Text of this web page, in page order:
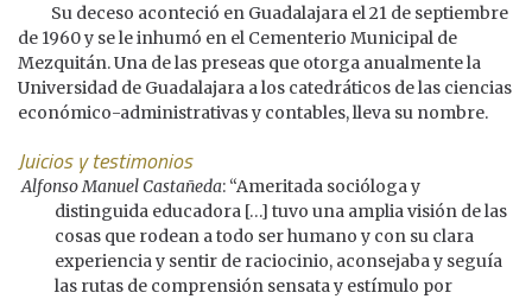
Su deceso aconteció en Guadalajara el 21 de septiembre
de 1960 y se le inhumó en el Cementerio Municipal de
Mezquitán. Una de las preseas que otorga anualmente la
Universidad de Guadalajara a los catedráticos de las ciencias
económico-administrativas y contables, lleva su nombre.
Juicios y testimonios
Alfonso Manuel Castañeda: “Ameritada socióloga y
distinguida educadora […] tuvo una amplia visión de las
cosas que rodean a todo ser humano y con su clara
experiencia y sentir de raciocinio, aconsejaba y seguía
las rutas de comprensión sensata y estímulo por